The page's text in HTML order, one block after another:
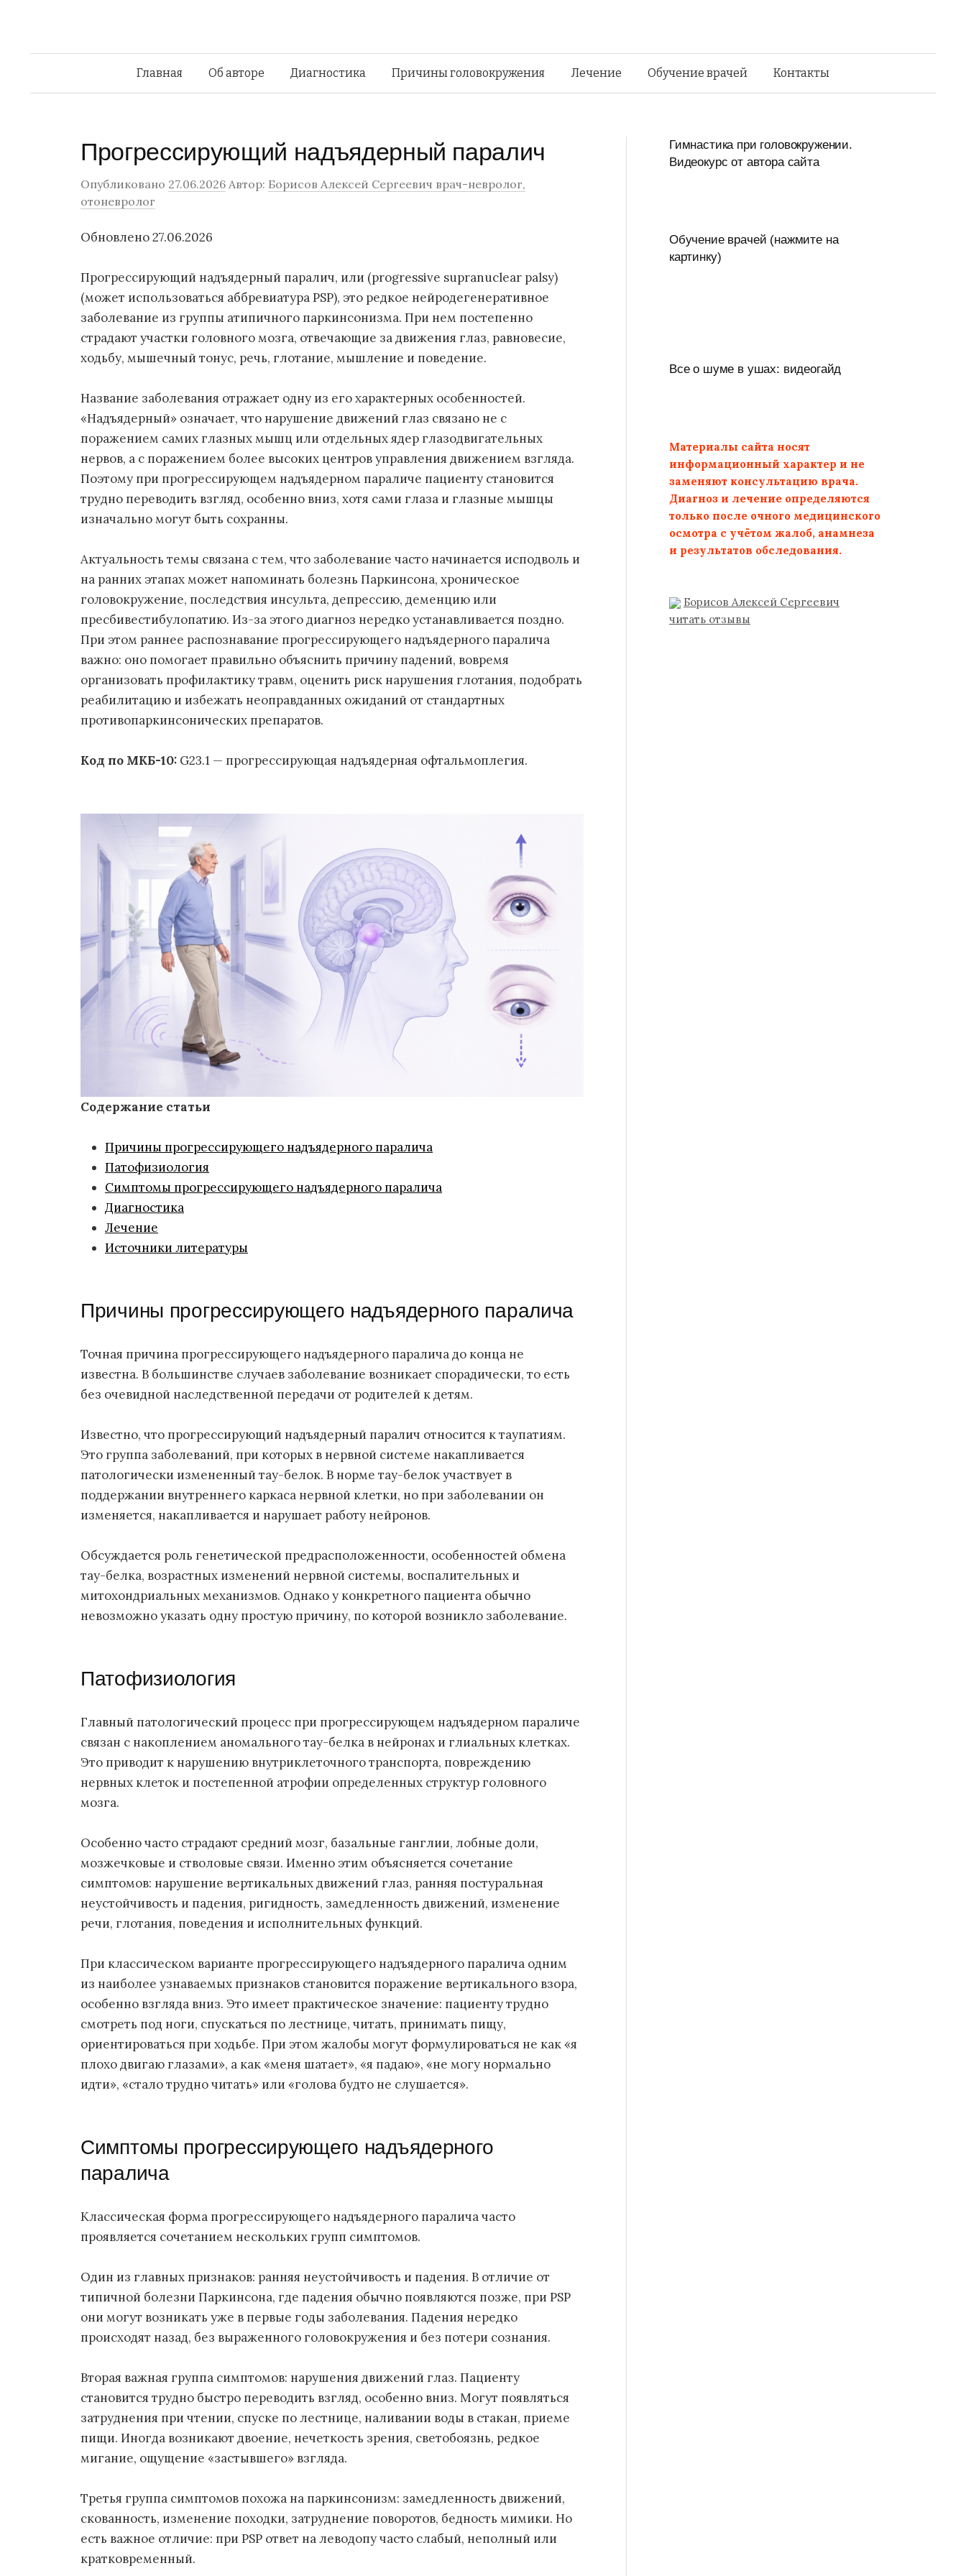
Перейти
содержимому
Главная Об авторе Диагностика Причины головокружения Лечение Обучение врачей Контакты
Прогрессирующий надъядерный паралич
Опубликовано 27.06.2026 Автор: Борисов Алексей Сергеевич врач-невролог,
отоневролог
Обновлено 27.06.2026
Прогрессирующий надъядерный паралич, или (progressive supranuclear palsy)
(может использоваться аббревиатура PSP), это редкое нейродегенеративное
заболевание из группы атипичного паркинсонизма. При нем постепенно
страдают участки головного мозга, отвечающие за движения глаз, равновесие,
ходьбу, мышечный тонус, речь, глотание, мышление и поведение.
Название заболевания отражает одну из его характерных особенностей.
«Надъядерный» означает, что нарушение движений глаз связано не с
поражением самих глазных мышц или отдельных ядер глазодвигательных
нервов, а с поражением более высоких центров управления движением взгляда.
Поэтому при прогрессирующем надъядерном параличе пациенту становится
трудно переводить взгляд, особенно вниз, хотя сами глаза и глазные мышцы
изначально могут быть сохранны.
Актуальность темы связана с тем, что заболевание часто начинается исподволь и
на ранних этапах может напоминать болезнь Паркинсона, хроническое
головокружение, последствия инсульта, депрессию, деменцию или
пресбивестибулопатию. Из-за этого диагноз нередко устанавливается поздно.
При этом раннее распознавание прогрессирующего надъядерного паралича
важно: оно помогает правильно объяснить причину падений, вовремя
организовать профилактику травм, оценить риск нарушения глотания, подобрать
реабилитацию и избежать неоправданных ожиданий от стандартных
противопаркинсонических препаратов.
Код по МКБ-10: G23.1 — прогрессирующая надъядерная офтальмоплегия.
Содержание статьи
Причины прогрессирующего надъядерного паралича
Патофизиология
Симптомы прогрессирующего надъядерного паралича
Диагностика
Лечение
Источники литературы
Причины прогрессирующего надъядерного паралича
Точная причина прогрессирующего надъядерного паралича до конца не
известна. В большинстве случаев заболевание возникает спорадически, то есть
без очевидной наследственной передачи от родителей к детям.
Известно, что прогрессирующий надъядерный паралич относится к таупатиям.
Это группа заболеваний, при которых в нервной системе накапливается
патологически измененный тау-белок. В норме тау-белок участвует в
поддержании внутреннего каркаса нервной клетки, но при заболевании он
изменяется, накапливается и нарушает работу нейронов.
Обсуждается роль генетической предрасположенности, особенностей обмена
тау-белка, возрастных изменений нервной системы, воспалительных и
митохондриальных механизмов. Однако у конкретного пациента обычно
невозможно указать одну простую причину, по которой возникло заболевание.
Патофизиология
Главный патологический процесс при прогрессирующем надъядерном параличе
связан с накоплением аномального тау-белка в нейронах и глиальных клетках.
Это приводит к нарушению внутриклеточного транспорта, повреждению
нервных клеток и постепенной атрофии определенных структур головного
мозга.
Особенно часто страдают средний мозг, базальные ганглии, лобные доли,
мозжечковые и стволовые связи. Именно этим объясняется сочетание
симптомов: нарушение вертикальных движений глаз, ранняя постуральная
неустойчивость и падения, ригидность, замедленность движений, изменение
речи, глотания, поведения и исполнительных функций.
При классическом варианте прогрессирующего надъядерного паралича одним
из наиболее узнаваемых признаков становится поражение вертикального взора,
особенно взгляда вниз. Это имеет практическое значение: пациенту трудно
смотреть под ноги, спускаться по лестнице, читать, принимать пищу,
ориентироваться при ходьбе. При этом жалобы могут формулироваться не как «я
плохо двигаю глазами», а как «меня шатает», «я падаю», «не могу нормально
идти», «стало трудно читать» или «голова будто не слушается».
Симптомы прогрессирующего надъядерного
паралича
Классическая форма прогрессирующего надъядерного паралича часто
проявляется сочетанием нескольких групп симптомов.
Один из главных признаков: ранняя неустойчивость и падения. В отличие от
типичной болезни Паркинсона, где падения обычно появляются позже, при PSP
они могут возникать уже в первые годы заболевания. Падения нередко
происходят назад, без выраженного головокружения и без потери сознания.
Вторая важная группа симптомов: нарушения движений глаз. Пациенту
становится трудно быстро переводить взгляд, особенно вниз. Могут появляться
затруднения при чтении, спуске по лестнице, наливании воды в стакан, приеме
пищи. Иногда возникают двоение, нечеткость зрения, светобоязнь, редкое
мигание, ощущение «застывшего» взгляда.
Третья группа симптомов похожа на паркинсонизм: замедленность движений,
скованность, изменение походки, затруднение поворотов, бедность мимики. Но
есть важное отличие: при PSP ответ на леводопу часто слабый, неполный или
кратковременный.
Гимнастика при головокружении.
Видеокурс от автора сайта
Обучение врачей (нажмите на
картинку)
Все о шуме в ушах: видеогайд
Материалы сайта носят
информационный характер и не
заменяют консультацию врача.
Диагноз и лечение определяются
только после очного медицинского
осмотра с учётом жалоб, анамнеза
и результатов обследования.
Борисов Алексей Сергеевич
читать отзывы